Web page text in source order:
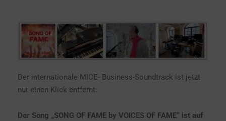
Der internationale MICE- Business-Soundtrack ist jetzt
nur einen Klick entfernt:
Der Song „SONG OF FAME by VOICES OF FAME“ ist auf